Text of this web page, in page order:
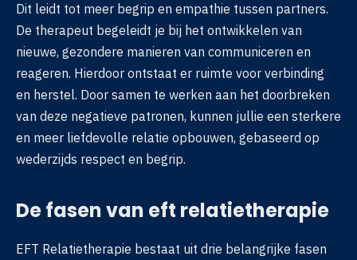
Dit leidt tot meer begrip en empathie tussen partners.
De therapeut begeleidt je bij het ontwikkelen van
nieuwe, gezondere manieren van communiceren en
reageren. Hierdoor ontstaat er ruimte voor verbinding
en herstel. Door samen te werken aan het doorbreken
van deze negatieve patronen, kunnen jullie een sterkere
en meer liefdevolle relatie opbouwen, gebaseerd op
wederzijds respect en begrip.
De fasen van eft relatietherapie
EFT Relatietherapie bestaat uit drie belangrijke fasen